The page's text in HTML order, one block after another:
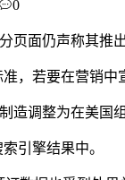
0
页面仍声称其
，若要在营销
造调整为在美
引擎结果中。